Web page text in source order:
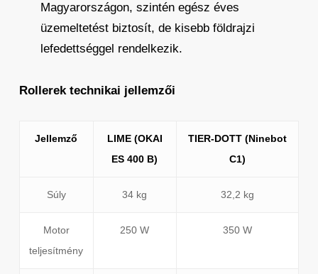
Magyarországon, szintén egész éves
üzemeltetést biztosít, de kisebb földrajzi
lefedettséggel rendelkezik.
Rollerek technikai jellemzői
Jellemző
LIME (OKAI
ES 400 B)
TIER-DOTT (Ninebot
C1)
Súly 34 kg 32,2 kg
Motor
teljesítmény
250 W 350 W